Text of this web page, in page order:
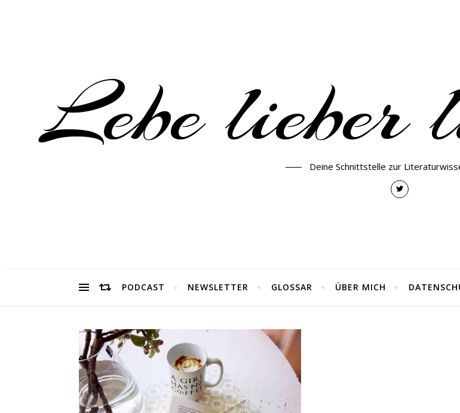
Lebe lieber
Deine Schnittstelle zur
PODCAST NEWSLETTER GLOSSAR ÜBER MICH